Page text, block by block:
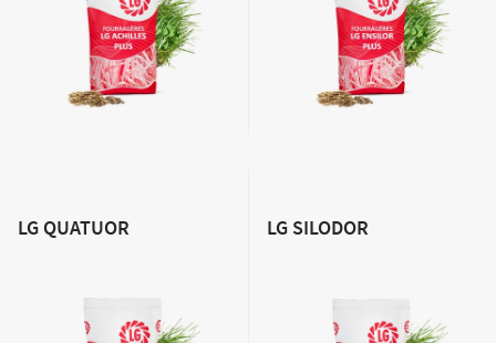
LG QUATUOR LG SILODOR
Agriculture Bio